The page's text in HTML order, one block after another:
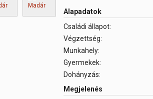
Alapadatok
Családi állapot:
Végzettség:
Munkahely:
Gyermekek:
Dohányzás:
Megjelenés